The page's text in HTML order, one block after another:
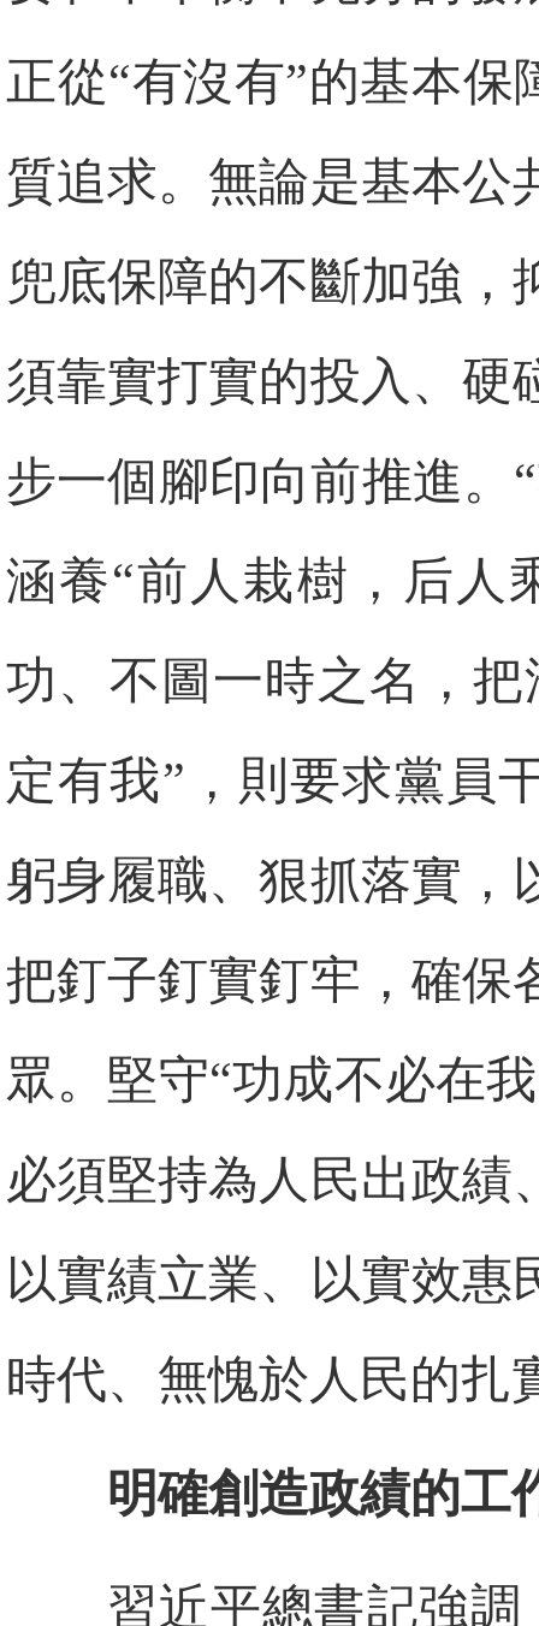
正從“有沒有”的基本保
質追求。無論是基本公
兜底保障的不斷加強，
須靠實打實的投入、硬
步一個腳印向前推進。
涵養“前人栽樹，后人
功、不圖一時之名，
定有我”，則要求黨員
躬身履職、狠抓落實，
把釘子釘實釘牢，確保
眾。堅守“功成不必在
必須堅持為人民出政績
以實績立業、以實效惠
時代、無愧於人民的扎
明確創造政績的工
習近平總書記強